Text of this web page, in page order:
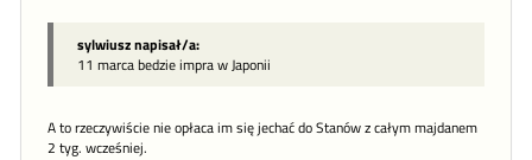
sylwiusz napisał/a:
11 marca bedzie impra w Japonii
A to rzeczywiście nie opłaca im się jechać do Stanów z całym majdanem
2 tyg. wcześniej.